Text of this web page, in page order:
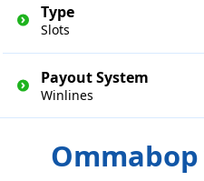
Type
Slots
Payout System
Winlines